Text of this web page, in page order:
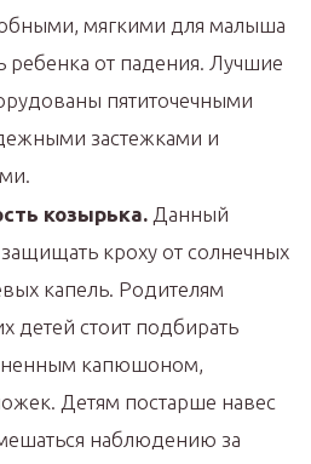
мягкими для малыша
ребенка от падения. Лучшие
пятиточечными
застежками и
козырька. Данный
кроху от солнечных
капель. Родителям
детей стоит подбирать
капюшоном,
Детям постарше навес
наблюдению за